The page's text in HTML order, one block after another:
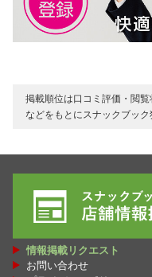
掲載順位は口コミ評価・閲
などをもとにスナックブック
情報掲載リクエスト
お問い合わせ